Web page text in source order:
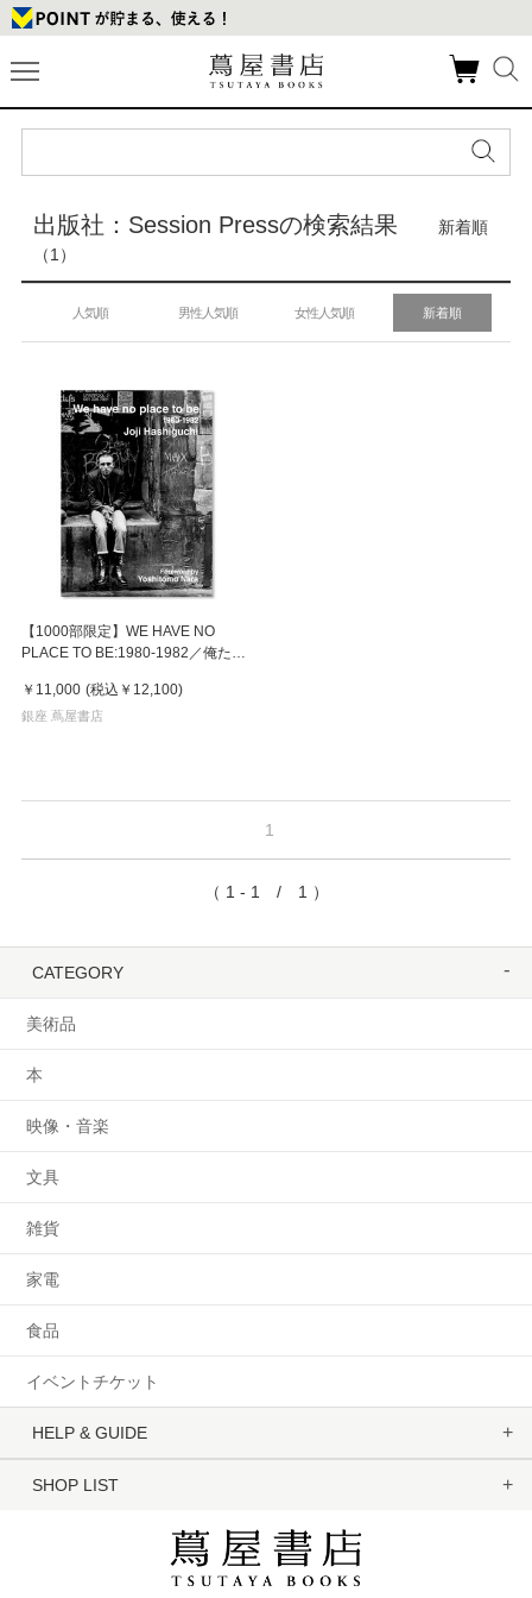
出版社：Session Pressの検索結果
新着順
（1）
人気順 男性人気順 女性人気順 新着順
【1000部限定】WE HAVE NO
PLACE TO BE:1980-1982／俺たち
by Joji Hashiguchi（橋口譲二）
写真集
￥11,000 (税込 ￥12,100)
銀座 蔦屋書店
1
（ 1 - 1 / 1 ）
CATEGORY
美術品
本
映像・音楽
文具
雑貨
家電
食品
イベントチケット
HELP & GUIDE
SHOP LIST